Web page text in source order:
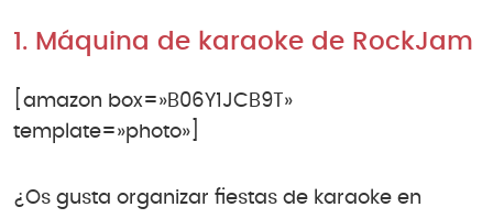
1. Máquina de karaoke de RockJam
[amazon box=»B06Y1JCB9T»
template=»photo»]
¿Os gusta organizar fiestas de karaoke en